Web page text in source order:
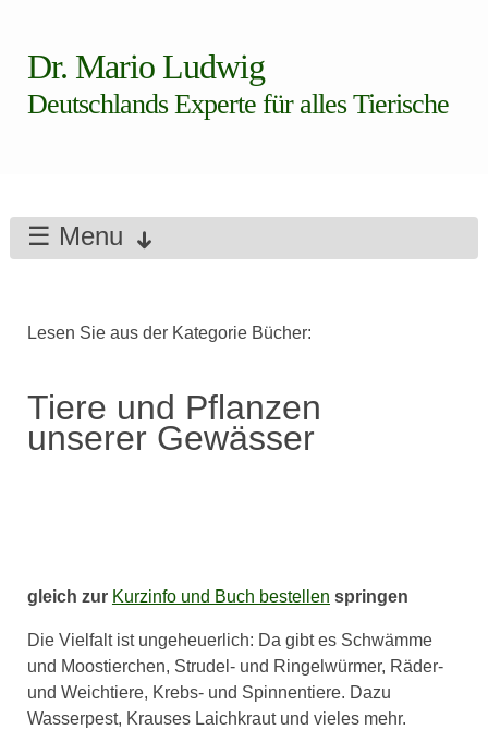
Dr. Mario Ludwig
Deutschlands Experte für alles Tierische
☰ Menu
Lesen Sie aus der Kategorie Bücher:
Tiere und Pflanzen
unserer Gewässer
gleich zur Kurzinfo und Buch bestellen springen
Die Vielfalt ist ungeheuerlich: Da gibt es Schwämme
und Moostierchen, Strudel- und Ringelwürmer, Räder-
und Weichtiere, Krebs- und Spinnentiere. Dazu
Wasserpest, Krauses Laichkraut und vieles mehr.